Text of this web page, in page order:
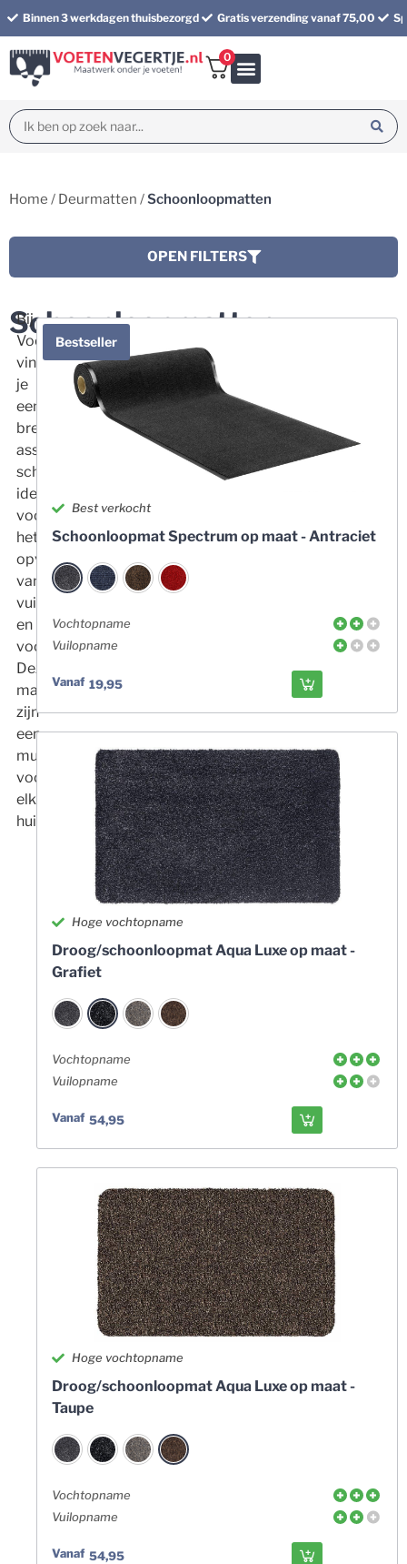
Binnen 3 werkdagen thuisbezorgd Gratis verzending vanaf 75,00
0
Home / Deurmatten /Schoonloopmatten
OPEN FILTERS
Schoonloopmatten
Bij
Voetenvegertje.nl
vind
je
een
breed
assortiment
schoonloopmatten,
ideaal
voor
het
opvangen
van
vuil
en
vocht.
Deze
matten
zijn
een
must
voor
elk
huishouden!
Bestseller
Best verkocht
Schoonloopmat Spectrum op maat - Antraciet
Vochtopname
Vuilopname
Vanaf 19,95
Hoge vochtopname
Droog/schoonloopmat Aqua Luxe op maat -
Grafiet
Vochtopname
Vuilopname
Vanaf 54,95
Hoge vochtopname
Droog/schoonloopmat Aqua Luxe op maat -
Taupe
Vochtopname
Vuilopname
Vanaf 54,95